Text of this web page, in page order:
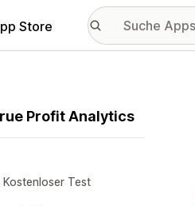
Store
Profit Analytics
Test